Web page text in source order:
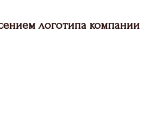
логотипа компании